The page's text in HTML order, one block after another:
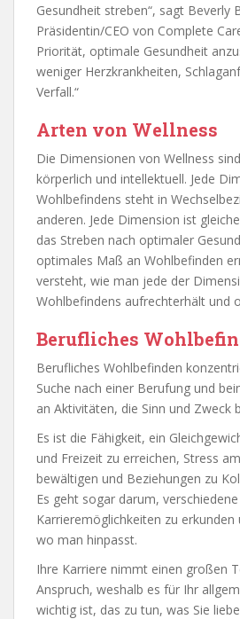
Gesundheit streben“, sagt Beverly
Präsidentin/CEO von Complete
Priorität, optimale Gesundheit
weniger Herzkrankheiten,
Verfall.“
Arten von Wellness
Die Dimensionen von Wellness
körperlich und intellektuell. Jede
Wohlbefindens steht in
anderen. Jede Dimension ist
das Streben nach optimaler
optimales Maß an Wohlbefinden
versteht, wie man jede der
Wohlbefindens aufrechterhält und
Berufliches
Berufliches Wohlbefinden
Suche nach einer Berufung und
an Aktivitäten, die Sinn und Zweck
Es ist die Fähigkeit, ein
und Freizeit zu erreichen, Stress
bewältigen und Beziehungen zu
Es geht sogar darum, verschiedene
Karrieremöglichkeiten zu erkunden
wo man hinpasst.
Ihre Karriere nimmt einen großen
Anspruch, weshalb es für Ihr
wichtig ist, das zu tun, was Sie